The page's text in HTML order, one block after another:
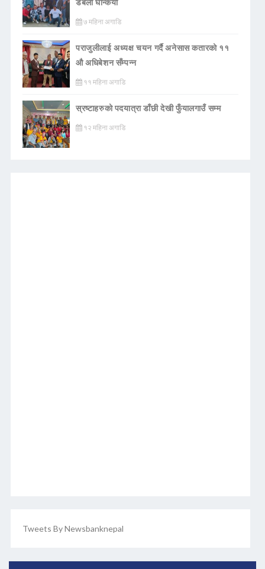
७ महिना अगाडि
पराजुलीलाई अध्यक्ष चयन गर्दै अनेसास कतारको ११
औ अधिबेशन सँम्पन्न
११ महिना अगाडि
स्रष्टाहरुको पदयात्रा डाँछी देखी फुँयालगाउँ सम्म
१२ महिना अगाडि
Tweets By Newsbanknepal